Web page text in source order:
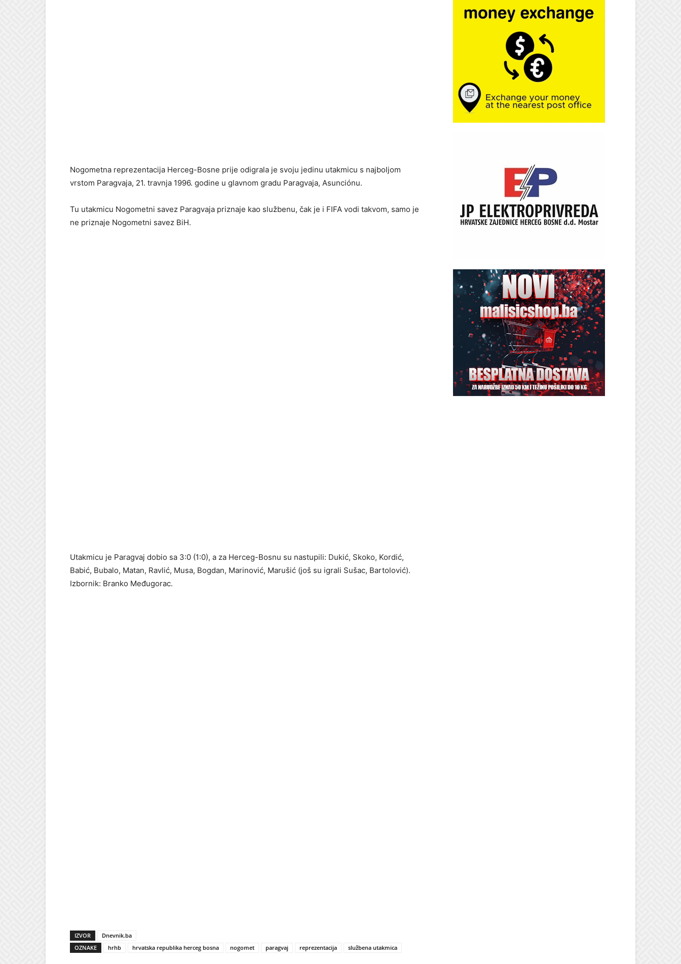
Nogometna reprezentacija Herceg-Bosne prije odigrala je svoju jedinu utakmicu s najboljom
vrstom Paragvaja, 21. travnja 1996. godine u glavnom gradu Paragvaja, Asunciónu.
Tu utakmicu Nogometni savez Paragvaja priznaje kao službenu, čak je i FIFA vodi takvom, samo je
ne priznaje Nogometni savez BiH.
Utakmicu je Paragvaj dobio sa 3:0 (1:0), a za Herceg-Bosnu su nastupili: Dukić, Skoko, Kordić,
Babić, Bubalo, Matan, Ravlić, Musa, Bogdan, Marinović, Marušić (još su igrali Sušac, Bartolović).
Izbornik: Branko Međugorac.
IZVOR
Dnevnik.ba
OZNAKE
hrhb hrvatska republika herceg bosna nogomet paragvaj reprezentacija službena utakmica